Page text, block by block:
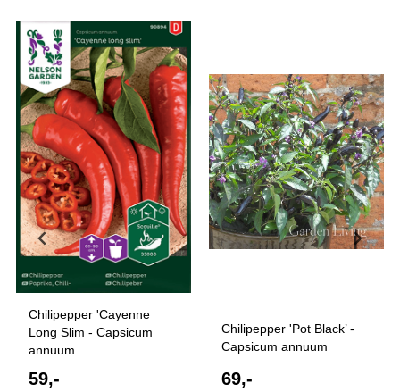
Chilipepper 'Cayenne
Long Slim - Capsicum
annuum
59,-
Chilipepper 'Pot Black’ -
Capsicum annuum
69,-